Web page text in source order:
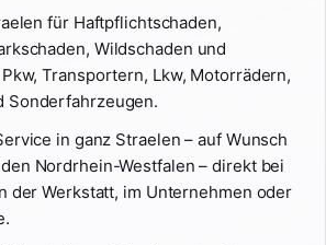
für Haftpflichtschaden,
Wildschaden und
Transportern, Lkw, Motorrädern,
Sonderfahrzeugen.
in ganz Straelen – auf Wunsch
Nordrhein-Westfalen – direkt bei
der Werkstatt, im Unternehmen oder